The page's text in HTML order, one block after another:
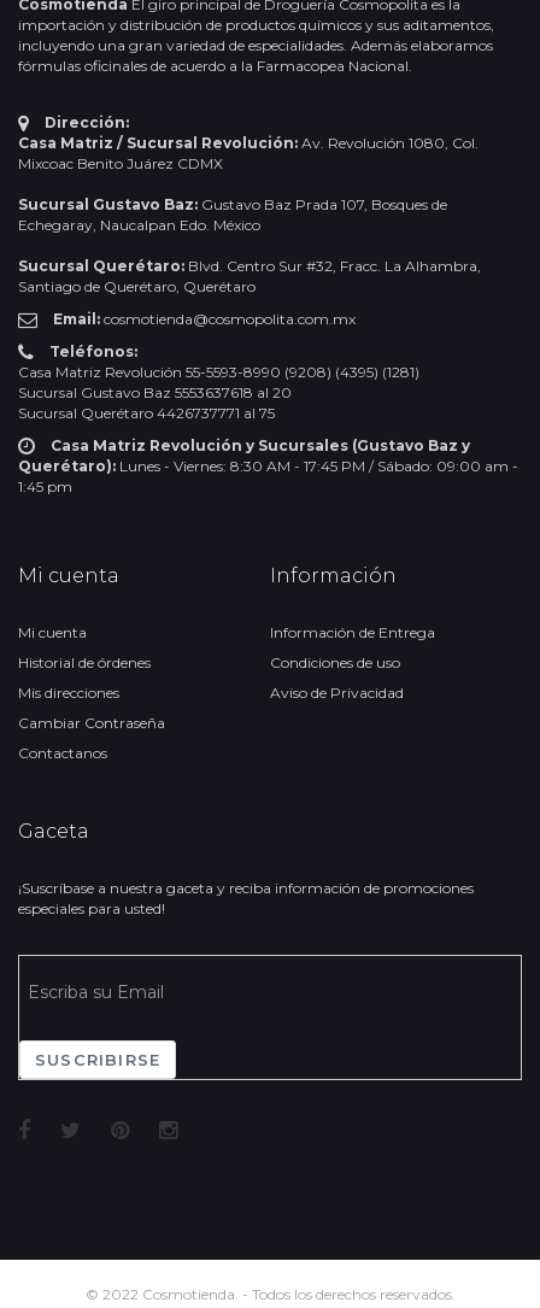
Cosmotienda El giro principal de Droguería Cosmopolita es la
importación y distribución de productos químicos y sus aditamentos,
incluyendo una gran variedad de especialidades. Además elaboramos
fórmulas oficinales de acuerdo a la Farmacopea Nacional.
Dirección:
Casa Matriz / Sucursal Revolución: Av. Revolución 1080, Col.
Mixcoac Benito Juárez CDMX
Sucursal Gustavo Baz: Gustavo Baz Prada 107, Bosques de
Echegaray, Naucalpan Edo. México
Sucursal Querétaro: Blvd. Centro Sur #32, Fracc. La Alhambra,
Santiago de Querétaro, Querétaro
Email: cosmotienda@cosmopolita.com.mx
Teléfonos:
Casa Matriz Revolución 55-5593-8990 (9208) (4395) (1281)
Sucursal Gustavo Baz 5553637618 al 20
Sucursal Querétaro 4426737771 al 75
Casa Matriz Revolución y Sucursales (Gustavo Baz y
Querétaro): Lunes - Viernes: 8:30 AM - 17:45 PM / Sábado: 09:00 am -
1:45 pm
Mi cuenta
Mi cuenta
Historial de órdenes
Mis direcciones
Cambiar Contraseña
Contactanos
Información
Información de Entrega
Condiciones de uso
Aviso de Privacidad
Gaceta
¡Suscríbase a nuestra gaceta y reciba información de promociones
especiales para usted!
SUSCRIBIRSE
© 2022 Cosmotienda. - Todos los derechos reservados.